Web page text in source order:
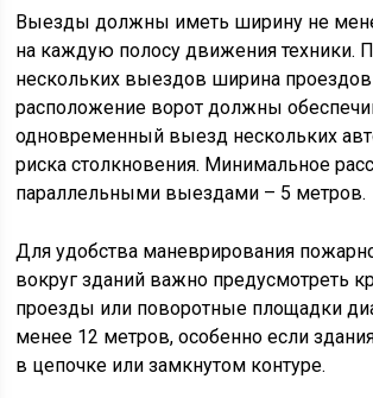
Выезды должны иметь ширину не
на каждую полосу движения техники.
нескольких выездов ширина
расположение ворот должны
одновременный выезд нескольких
риска столкновения. Минимальное
параллельными выездами – 5 метров.
Для удобства маневрирования
вокруг зданий важно предусмотреть
проезды или поворотные площадки
менее 12 метров, особенно если
в цепочке или замкнутом контуре.